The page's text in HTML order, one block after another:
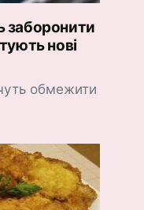
заборонити
нові
обмежити